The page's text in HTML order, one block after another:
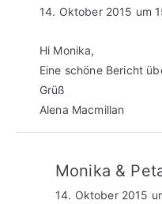
14. Oktober 2015 um
Hi Monika,
Eine schöne Bericht
Grüß
Alena Macmillan
Monika &
14. Oktober 2015